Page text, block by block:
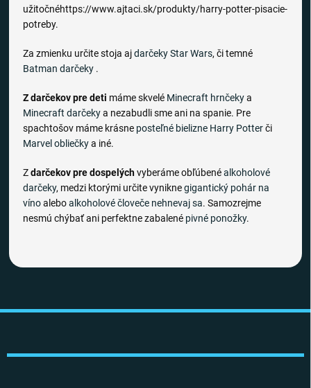
užitočnéhttps://www.ajtaci.sk/produkty/harry-potter-pisacie-
potreby.
Za zmienku určite stoja ajdarčeky Star Wars, či temné
Batman darčeky .
Z darčekov pre deti máme skvelé Minecraft hrnčekya
Minecraft darčekya nezabudli sme ani na spanie. Pre
spachtošov máme krásne posteľné bielizne Harry Potterči
Marvel obliečkya iné.
Zdarčekov pre dospelýchvyberáme obľúbenéalkoholové
darčeky, medzi ktorými určite vyniknegigantický pohár na
vínoaleboalkoholové človeče nehnevaj sa. Samozrejme
nesmú chýbať ani perfektne zabalené pivné ponožky.